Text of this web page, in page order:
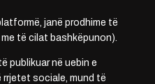
janë prodhime të
të cilat bashkëpunon).
publikuar në uebin e
sociale, mund të